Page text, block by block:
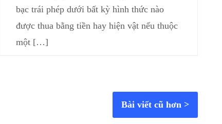
bạc trái phép dưới bất kỳ hình thức nào
được thua bằng tiền hay hiện vật nếu thuộc
một […]
Bài viết cũ hơn